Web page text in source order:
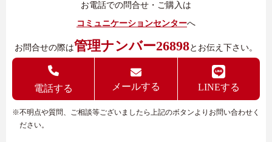
お電話での問合せ・ご購入は
コミュニケーションセンターへ
お問合せの際は管理ナンバー26898とお伝え下さい。
電話する メールする LINEする
※不明点や質問、ご相談等ございましたら上記のボタンよりお問い合わせく
ださい。